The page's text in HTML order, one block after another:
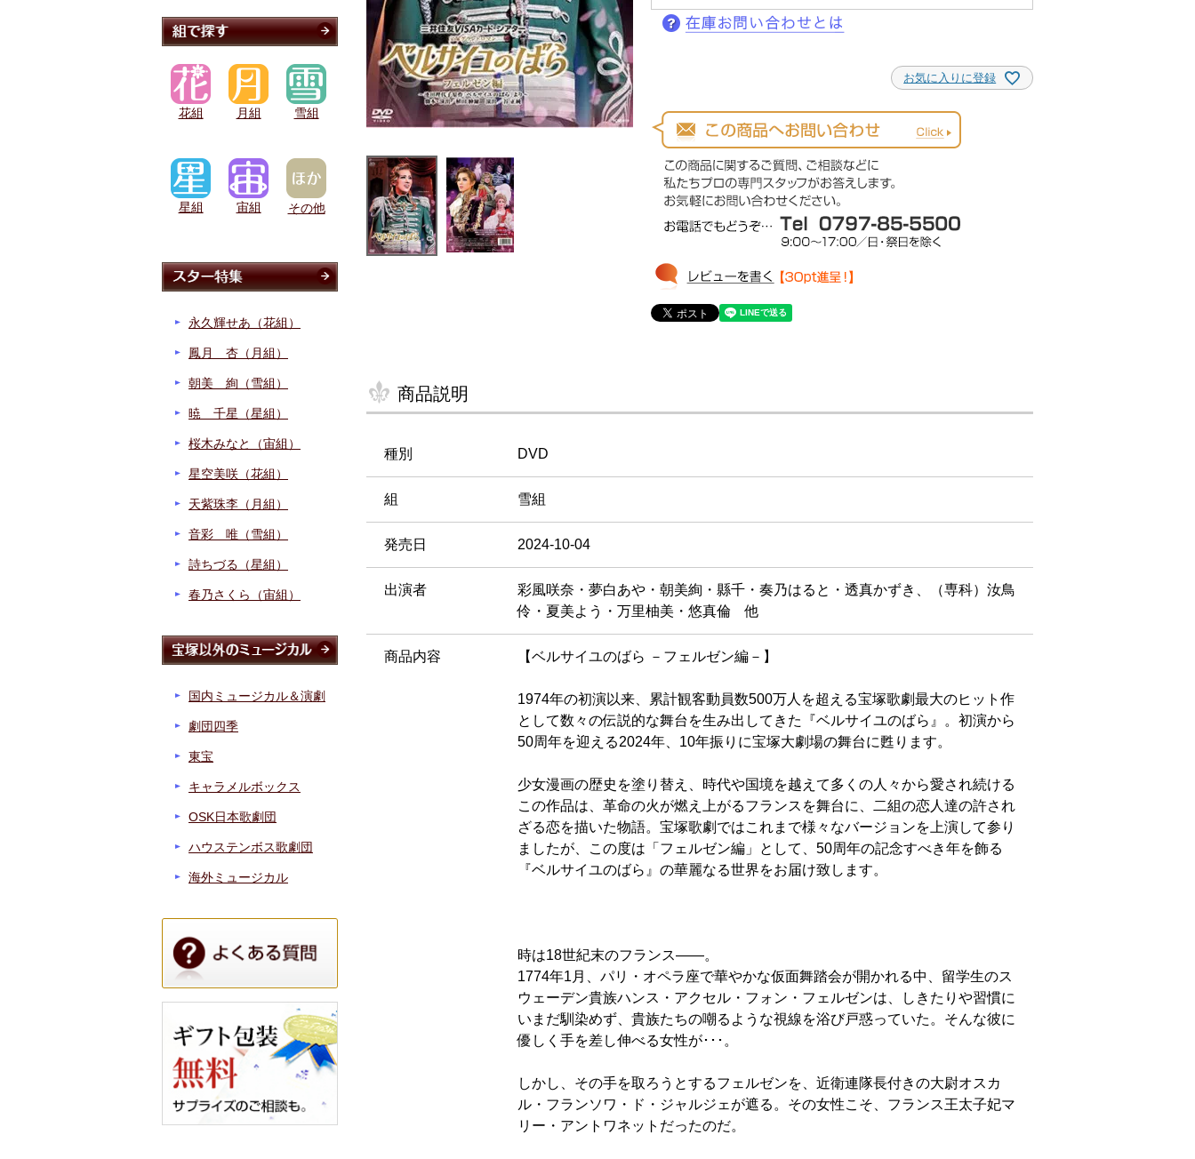
お気に入りに登録
商品説明
種別 DVD
組 雪組
発売日 2024-10-04
出演者
彩風咲奈・夢白あや・朝美絢・縣千・奏乃はると・透真かずき、（専科）汝鳥
伶・夏美よう・万里柚美・悠真倫 他
商品内容 【ベルサイユのばら －フェルゼン編－】
1974年の初演以来、累計観客動員数500万人を超える宝塚歌劇最大のヒット作
として数々の伝説的な舞台を生み出してきた『ベルサイユのばら』。初演から
50周年を迎える2024年、10年振りに宝塚大劇場の舞台に甦ります。
少女漫画の歴史を塗り替え、時代や国境を越えて多くの人々から愛され続ける
この作品は、革命の火が燃え上がるフランスを舞台に、二組の恋人達の許され
ざる恋を描いた物語。宝塚歌劇ではこれまで様々なバージョンを上演して参り
ましたが、この度は「フェルゼン編」として、50周年の記念すべき年を飾る
『ベルサイユのばら』の華麗なる世界をお届け致します。
時は18世紀末のフランス――。
1774年1月、パリ・オペラ座で華やかな仮面舞踏会が開かれる中、留学生のス
ウェーデン貴族ハンス・アクセル・フォン・フェルゼンは、しきたりや習慣に
いまだ馴染めず、貴族たちの嘲るような視線を浴び戸惑っていた。そんな彼に
優しく手を差し伸べる女性が･･･。
しかし、その手を取ろうとするフェルゼンを、近衛連隊長付きの大尉オスカ
ル・フランソワ・ド・ジャルジェが遮る。その女性こそ、フランス王太子妃マ
リー・アントワネットだったのだ。
花組 月組 雪組
星組 宙組 その他
永久輝せあ（花組）
鳳月 杏（月組）
朝美 絢（雪組）
暁 千星（星組）
桜木みなと（宙組）
星空美咲（花組）
天紫珠李（月組）
音彩 唯（雪組）
詩ちづる（星組）
春乃さくら（宙組）
国内ミュージカル＆演劇
劇団四季
東宝
キャラメルボックス
OSK日本歌劇団
ハウステンボス歌劇団
海外ミュージカル